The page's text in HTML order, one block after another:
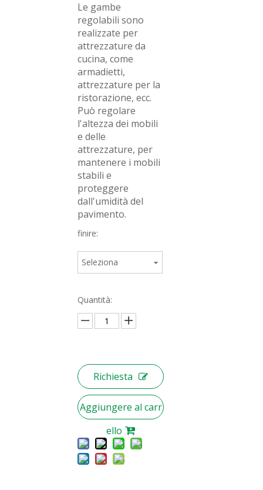
Le gambe
regolabili sono
realizzate per
attrezzature da
cucina, come
armadietti,
attrezzature per la
ristorazione, ecc.
Può regolare
l'altezza dei mobili
e delle
attrezzature, per
mantenere i mobili
stabili e
proteggere
dall'umidità del
pavimento.
finire:
Seleziona
Quantità:
Richiesta
Aggiungere al carr
ello